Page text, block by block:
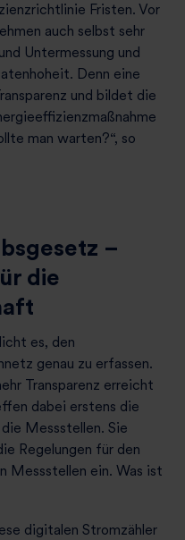
Fristen. Vor
auch selbst sehr
Untermessung und
Denn eine
und bildet die
man warten?“, so
–
die
es, den
genau zu erfassen.
Transparenz erreicht
dabei erstens die
Messstellen. Sie
Regelungen für den
Messstellen ein. Was ist
digitalen Stromzähler